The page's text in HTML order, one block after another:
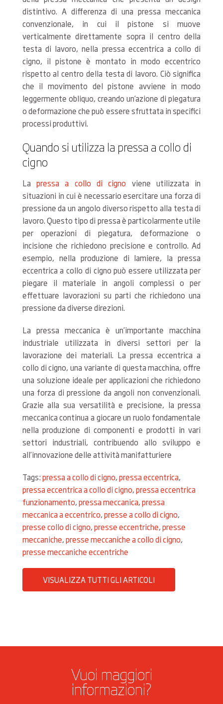
distintivo. A differenza di una pressa meccanica
convenzionale, in cui il pistone si muove
verticalmente direttamente sopra il centro della
testa di lavoro, nella pressa eccentrica a collo di
cigno, il pistone è montato in modo eccentrico
rispetto al centro della testa di lavoro. Ciò significa
che il movimento del pistone avviene in modo
leggermente obliquo, creando un’azione di piegatura
o deformazione che può essere sfruttata in specifici
processi produttivi.
Quando si utilizza la pressa a collo di
cigno
Lapressa a collo di cigno viene utilizzata in
situazioni in cui è necessario esercitare una forza di
pressione da un angolo diverso rispetto alla testa di
lavoro. Questo tipo di pressa è particolarmente utile
per operazioni di piegatura, deformazione o
incisione che richiedono precisione e controllo. Ad
esempio, nella produzione di lamiere, la pressa
eccentrica a collo di cigno può essere utilizzata per
piegare il materiale in angoli complessi o per
effettuare lavorazioni su parti che richiedono una
pressione da diverse direzioni.
La pressa meccanica è un’importante macchina
industriale utilizzata in diversi settori per la
lavorazione dei materiali. La pressa eccentrica a
collo di cigno, una variante di questa macchina, offre
una soluzione ideale per applicazioni che richiedono
una forza di pressione da angoli non convenzionali.
Grazie alla sua versatilità e precisione, la pressa
meccanica continua a giocare un ruolo fondamentale
nella produzione di componenti e prodotti in vari
settori industriali, contribuendo allo sviluppo e
all’innovazione delle attività manifatturiere
Tags:pressa a collo di cigno,pressa eccentrica,
pressa eccentrica a collo di cigno,pressa eccentrica
funzionamento,pressa meccanica,pressa
meccanica a eccentrico,presse a collo di cigno,
presse collo di cigno,presse eccentriche,presse
meccaniche,presse meccaniche a collo di cigno,
presse meccaniche eccentriche
VISUALIZZA TUTTI GLI ARTICOLI
Vuoi maggiori
informazioni?